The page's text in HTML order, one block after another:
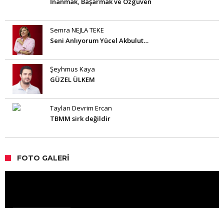
Semra NEJLA TEKE
Seni Anlıyorum Yücel Akbulut…
Şeyhmus Kaya
GÜZEL ÜLKEM
Taylan Devrim Ercan
TBMM sirk değildir
FOTO GALERI